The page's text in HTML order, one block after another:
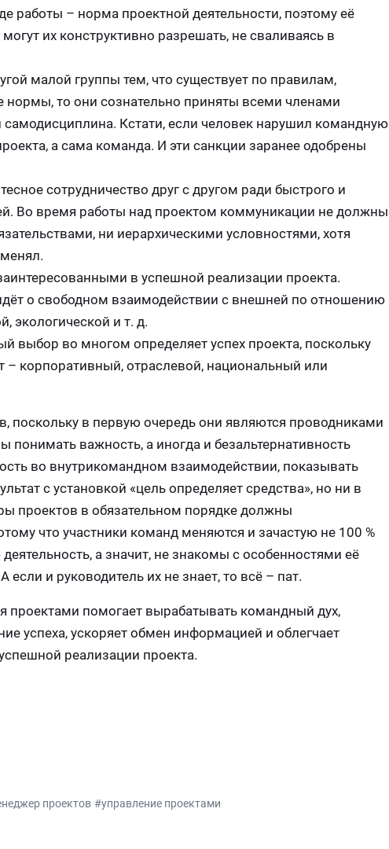
работы – норма проектной деятельности, поэтому её
их конструктивно разрешать, не сваливаясь в
малой группы тем, что существует по правилам,
то они сознательно приняты всеми членами
Кстати, если человек нарушил командную
а сама команда. И эти санкции заранее одобрены
сотрудничество друг с другом ради быстрого и
Во время работы над проектом коммуникации не должны
ни иерархическими условностями, хотя
в успешной реализации проекта.
о свободном взаимодействии с внешней по отношению
экологической и т. д.
выбор во многом определяет успех проекта, поскольку
– корпоративный, отраслевой, национальный или
поскольку в первую очередь они являются проводниками
важность, а иногда и безальтернативность
во внутрикомандном взаимодействии, показывать
с установкой «цель определяет средства», но ни в
проектов в обязательном порядке должны
что участники команд меняются и зачастую не 100 %
а значит, не знакомы с особенностями её
если и руководитель их не знает, то всё – пат.
проектами помогает вырабатывать командный дух,
успеха, ускоряет обмен информацией и облегчает
реализации проекта.
проектов #управление проектами